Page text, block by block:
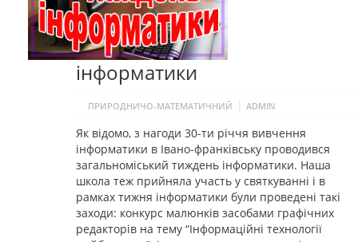
інформатики
ПРИРОДНИЧО-МАТЕМАТИЧНИЙ ADMIN
Як відомо, з нагоди 30-ти річчя вивчення
інформатики в Івано-франківську проводився
загальноміський тиждень інформатики. Наша
школа теж прийняла участь у святкуванні і в
рамках тижня інформатики були проведені такі
заходи: конкурс малюнків засобами графічних
редакторів на тему “Інформаційні технології